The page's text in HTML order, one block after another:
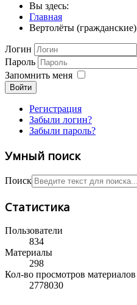
Вы здесь:
Главная
Вертолёты (гражданские)
Логин
Пароль
Запомнить меня
Войти
Регистрация
Забыли логин?
Забыли пароль?
Умный поиск
Поиск
Статистика
Пользователи
834
Материалы
298
Кол-во просмотров материалов
2778030